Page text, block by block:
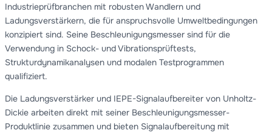
Industrieprüfbranchen mit robusten Wandlern und
Ladungsverstärkern, die für anspruchsvolle Umweltbedingungen
konzipiert sind. Seine Beschleunigungsmesser sind für die
Verwendung in Schock- und Vibrationsprüftests,
Strukturdynamikanalysen und modalen Testprogrammen
qualifiziert.
Die Ladungsverstärker und IEPE-Signalaufbereiter von Unholtz-
Dickie arbeiten direkt mit seiner Beschleunigungsmesser-
Produktlinie zusammen und bieten Signalaufbereitung mit